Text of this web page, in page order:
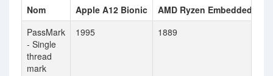
Nom Apple A12 Bionic
AMD Ryzen Embedded
PassMark
- Single
thread
mark
1995 1889